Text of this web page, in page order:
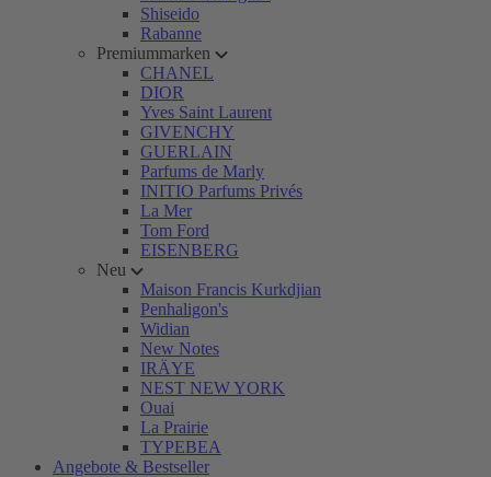
Shiseido
Rabanne
Premiummarken
CHANEL
DIOR
Yves Saint Laurent
GIVENCHY
GUERLAIN
Parfums de Marly
INITIO Parfums Privés
La Mer
Tom Ford
EISENBERG
Neu
Maison Francis Kurkdjian
Penhaligon's
Widian
New Notes
IRÄYE
NEST NEW YORK
Ouai
La Prairie
TYPEBEA
Angebote & Bestseller